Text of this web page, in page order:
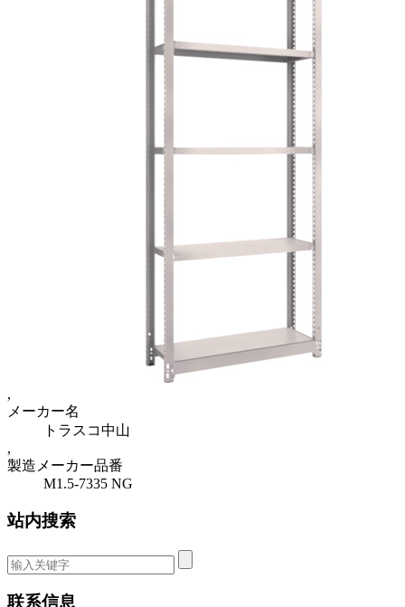
,
メーカー名
トラスコ中山
,
製造メーカー品番
M1.5-7335 NG
站内搜索
联系信息